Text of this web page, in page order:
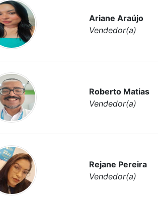
Ariane Araújo
Vendedor(a)
Roberto Matias
Vendedor(a)
Rejane Pereira
Vendedor(a)